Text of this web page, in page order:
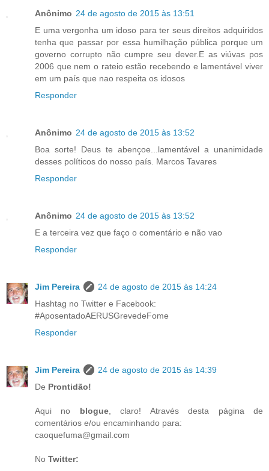
Anônimo 24 de agosto de 2015 às 13:51
E uma vergonha um idoso para ter seus direitos adquiridos
tenha que passar por essa humilhação pública porque um
governo corrupto não cumpre seu dever.E as viúvas pos
2006 que nem o rateio estão recebendo e lamentável viver
em um país que nao respeita os idosos
Responder
Anônimo 24 de agosto de 2015 às 13:52
Boa sorte! Deus te abençoe...lamentável a unanimidade
desses políticos do nosso país. Marcos Tavares
Responder
Anônimo 24 de agosto de 2015 às 13:52
E a terceira vez que faço o comentário e não vao
Responder
Jim Pereira
24 de agosto de 2015 às 14:24
Hashtag no Twitter e Facebook:
#AposentadoAERUSGrevedeFome
Responder
Jim Pereira
24 de agosto de 2015 às 14:39
De Prontidão!
Aqui no blogue, claro! Através desta página de
comentários e/ou encaminhando para:
caoquefuma@gmail.com
No Twitter: